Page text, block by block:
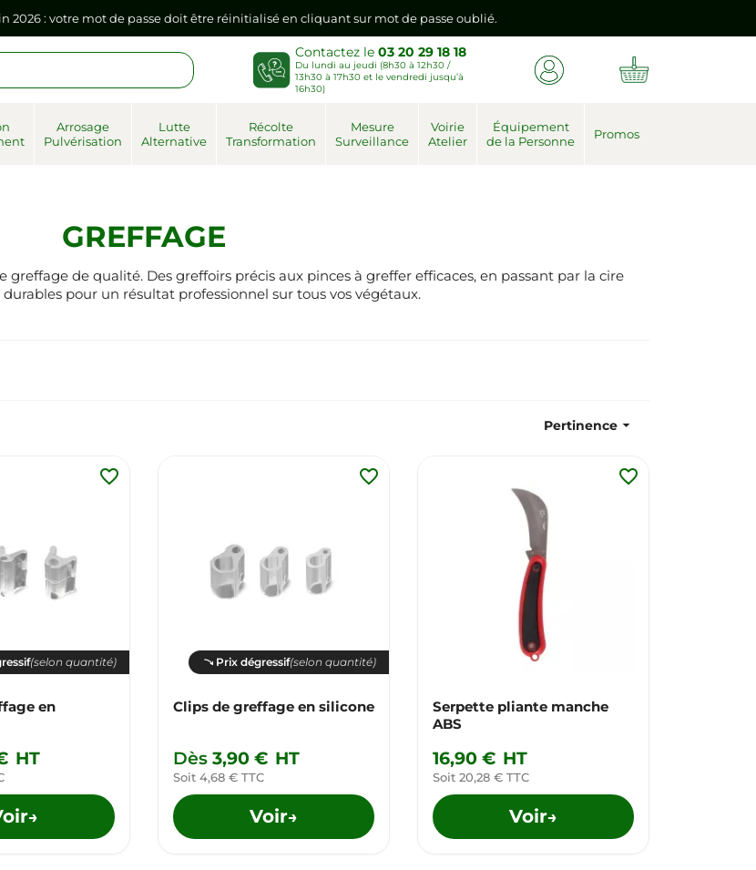
votre navigateur internet, il doit être réenregistré à la première connexion vers votre nouvel espace client.
2026 : votre mot de passe doit être réinitialisé en cliquant sur mot de passe oublié.
navigateur internet, il doit être réenregistré à la première connexion vers votre nouvel espace client.
Contactez le03 20 29 18 18
Du lundi au jeudi (8h30 à 12h30 /
13h30 à 17h30 et le vendredi jusqu’à
16h30)
Arrosage
Pulvérisation
Lutte
Alternative
Récolte
Transformation
Mesure
Surveillance
Voirie
Atelier
Équipement
de la Personne
Promos
GREFFAGE
greffage de qualité. Des greffoirs précis aux pinces à greffer efficaces, en passant par la cire
pour un résultat professionnel sur tous vos végétaux.
Pertinence
(selon quantité)
en
HT
→
favorite_border
Prix dégressif(selon quantité)
Clips de greffage en silicone
Dès 3,90 € HT
Soit 4,68 € TTC
Voir→
favorite_border
Serpette pliante manche
ABS
16,90 € HT
Soit 20,28 € TTC
Voir→
favorite_border